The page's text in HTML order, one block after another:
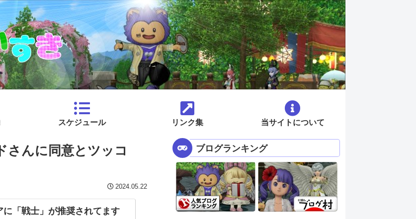
スケジュール リンク集 当サイトについて
さんに同意とツッコ
2024.05.22
に「戦士」が推奨されてます
ブログランキング